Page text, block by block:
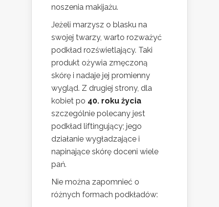
noszenia makijażu.
Jeżeli marzysz o blasku na
swojej twarzy, warto rozważyć
podkład rozświetlający. Taki
produkt ożywia zmęczoną
skórę i nadaje jej promienny
wygląd. Z drugiej strony, dla
kobiet po 40. roku życia
szczególnie polecany jest
podkład liftingujący; jego
działanie wygładzające i
napinające skórę doceni wiele
pań.
Nie można zapomnieć o
różnych formach podkładów: